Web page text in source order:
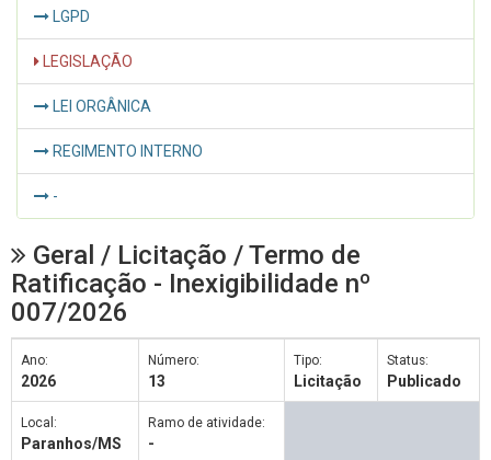
LGPD
LEGISLAÇÃO
LEI ORGÂNICA
REGIMENTO INTERNO
-
Geral / Licitação / Termo de
Ratificação - Inexigibilidade nº
007/2026
Ano:
2026
Número:
13
Tipo:
Licitação
Status:
Publicado
Local:
Paranhos/MS
Ramo de atividade:
-